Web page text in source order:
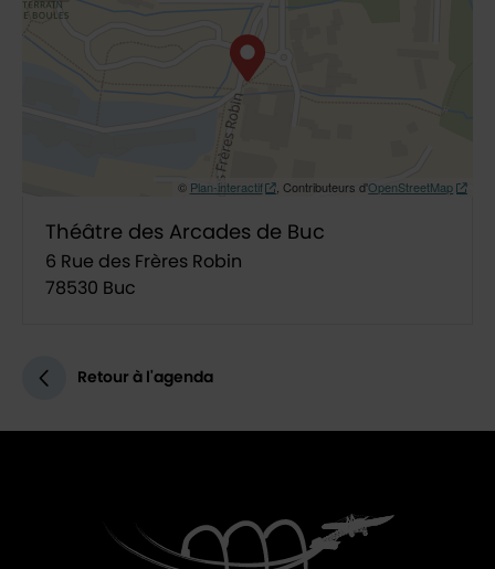
© Plan-interactif , Contributeurs d'OpenStreetMap
Théâtre des Arcades de Buc
6 Rue des Frères Robin
78530 Buc
Retour à l'agenda